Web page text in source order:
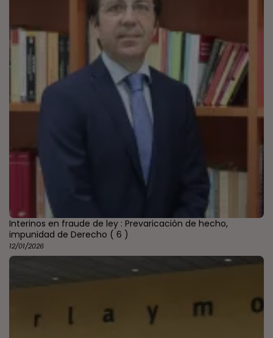
Interinos en fraude de ley : Prevaricación de hecho,
impunidad de Derecho ( 6 )
12/01/2026